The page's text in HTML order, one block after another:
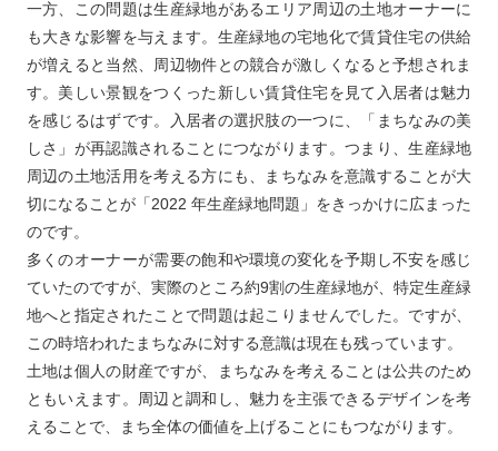
一方、この問題は生産緑地があるエリア周辺の土地オーナーに
も大きな影響を与えます。生産緑地の宅地化で賃貸住宅の供給
が増えると当然、周辺物件との競合が激しくなると予想されま
す。美しい景観をつくった新しい賃貸住宅を見て入居者は魅力
を感じるはずです。入居者の選択肢の一つに、「まちなみの美
しさ」が再認識されることにつながります。つまり、生産緑地
周辺の土地活用を考える方にも、まちなみを意識することが大
切になることが「2022 年生産緑地問題」をきっかけに広まった
のです。
多くのオーナーが需要の飽和や環境の変化を予期し不安を感じ
ていたのですが、実際のところ約9割の生産緑地が、特定生産緑
地へと指定されたことで問題は起こりませんでした。ですが、
この時培われたまちなみに対する意識は現在も残っています。
土地は個人の財産ですが、まちなみを考えることは公共のため
ともいえます。周辺と調和し、魅力を主張できるデザインを考
えることで、まち全体の価値を上げることにもつながります。